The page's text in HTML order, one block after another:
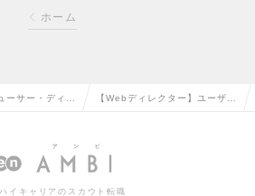
ホーム
ーサー・ディレ
ム関連）の転職
【Webディレクター】ユーザー
Webディレクターの求人情報
イキャリアのスカウト転職